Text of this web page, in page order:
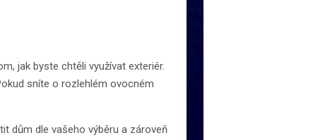
jak byste chtěli využívat exteriér.
sníte o rozlehlém ovocném
dům dle vašeho výběru a zároveň